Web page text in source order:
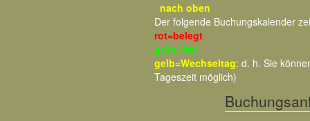
nach oben
Der folgende Buchungskalender
rot=belegt
grün=frei
gelb=Wechseltag: d. h. Sie
Tageszeit möglich)